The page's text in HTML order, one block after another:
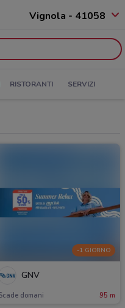
Vignola - 41058
RISTORANTI SERVIZI
-1 GIORNO
GNV
domani 95 m